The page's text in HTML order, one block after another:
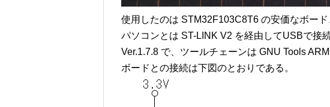
使用したのは STM32F103C8T6 の安価なボード
パソコンとは ST-LINK V2 を経由してUSBで接
Ver.1.7.8 で、ツールチェーンは GNU Tools
ボードとの接続は下図のとおりである。